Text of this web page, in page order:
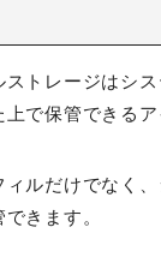
トレージはシ
で保管できるア
ルだけでなく
きます。